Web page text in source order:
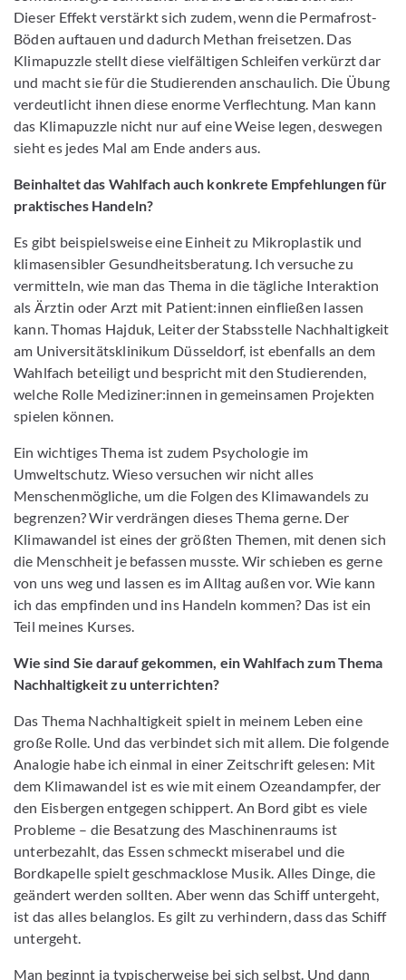
Dieser Effekt verstärkt sich zudem, wenn die Permafrost-
Böden auftauen und dadurch Methan freisetzen. Das
Klimapuzzle stellt diese vielfältigen Schleifen verkürzt dar
und macht sie für die Studierenden anschaulich. Die Übung
verdeutlicht ihnen diese enorme Verflechtung. Man kann
das Klimapuzzle nicht nur auf eine Weise legen, deswegen
sieht es jedes Mal am Ende anders aus.
Beinhaltet das Wahlfach auch konkrete Empfehlungen für
praktisches Handeln?
Es gibt beispielsweise eine Einheit zu Mikroplastik und
klimasensibler Gesundheitsberatung. Ich versuche zu
vermitteln, wie man das Thema in die tägliche Interaktion
als Ärztin oder Arzt mit Patient:innen einfließen lassen
kann. Thomas Hajduk, Leiter der Stabsstelle Nachhaltigkeit
am Universitätsklinikum Düsseldorf, ist ebenfalls an dem
Wahlfach beteiligt und bespricht mit den Studierenden,
welche Rolle Mediziner:innen in gemeinsamen Projekten
spielen können.
Ein wichtiges Thema ist zudem Psychologie im
Umweltschutz. Wieso versuchen wir nicht alles
Menschenmögliche, um die Folgen des Klimawandels zu
begrenzen? Wir verdrängen dieses Thema gerne. Der
Klimawandel ist eines der größten Themen, mit denen sich
die Menschheit je befassen musste. Wir schieben es gerne
von uns weg und lassen es im Alltag außen vor. Wie kann
ich das empfinden und ins Handeln kommen? Das ist ein
Teil meines Kurses.
Wie sind Sie darauf gekommen, ein Wahlfach zum Thema
Nachhaltigkeit zu unterrichten?
Das Thema Nachhaltigkeit spielt in meinem Leben eine
große Rolle. Und das verbindet sich mit allem. Die folgende
Analogie habe ich einmal in einer Zeitschrift gelesen: Mit
dem Klimawandel ist es wie mit einem Ozeandampfer, der
den Eisbergen entgegen schippert. An Bord gibt es viele
Probleme – die Besatzung des Maschinenraums ist
unterbezahlt, das Essen schmeckt miserabel und die
Bordkapelle spielt geschmacklose Musik. Alles Dinge, die
geändert werden sollten. Aber wenn das Schiff untergeht,
ist das alles belanglos. Es gilt zu verhindern, dass das Schiff
untergeht.
Man beginnt ja typischerweise bei sich selbst. Und dann